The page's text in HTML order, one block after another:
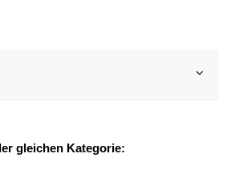
gleichen Kategorie: